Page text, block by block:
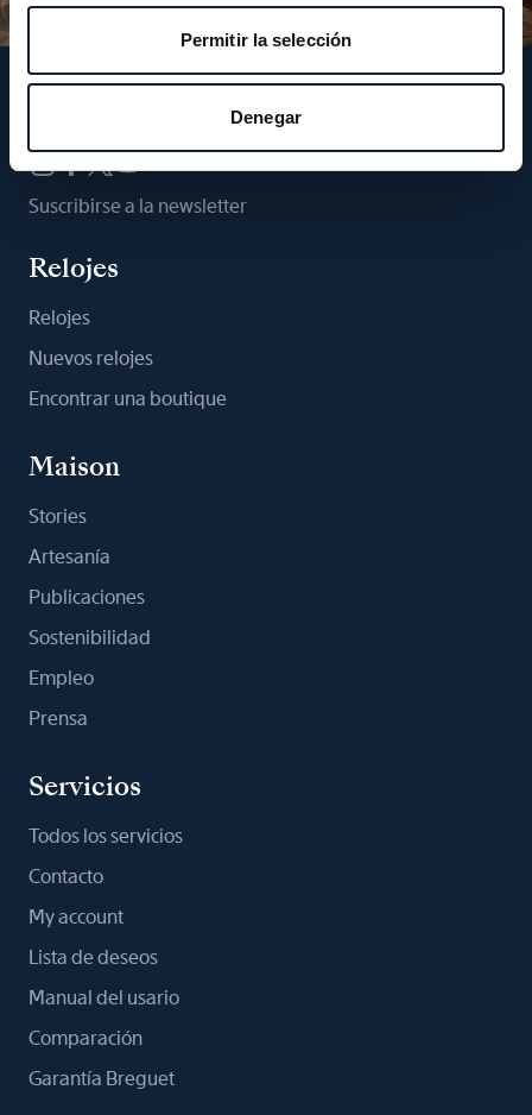
Permitir la selección
Denegar
Suscribirse a la newsletter
Relojes
Relojes
Nuevos relojes
Encontrar una boutique
Maison
Stories
Artesanía
Publicaciones
Sostenibilidad
Empleo
Prensa
Servicios
Todos los servicios
Contacto
My account
Lista de deseos
Manual del usario
Comparación
Garantía Breguet